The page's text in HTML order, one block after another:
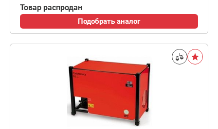
Товар распродан
Подобрать аналог